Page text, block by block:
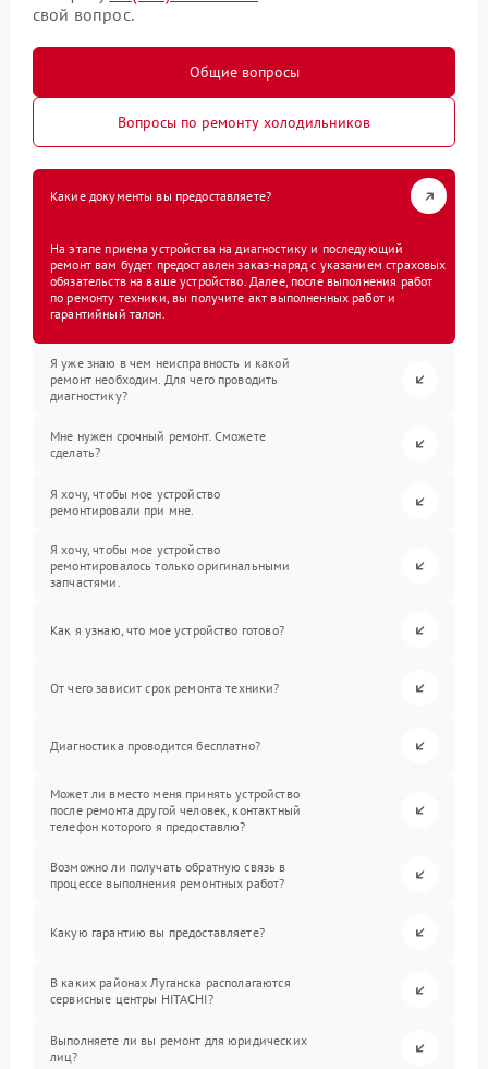
свой вопрос.
Общие вопросы
Вопросы по ремонту холодильников
Какие документы вы предоставляете?
На этапе приема устройства на диагностику и последующий
ремонт вам будет предоставлен заказ-наряд с указанием страховых
обязательств на ваше устройство. Далее, после выполнения работ
по ремонту техники, вы получите акт выполненных работ и
гарантийный талон.
Я уже знаю в чем неисправность и какой
ремонт необходим. Для чего проводить
диагностику?
Мне нужен срочный ремонт. Сможете
сделать?
Я хочу, чтобы мое устройство
ремонтировали при мне.
Я хочу, чтобы мое устройство
ремонтировалось только оригинальными
запчастями.
Как я узнаю, что мое устройство готово?
От чего зависит срок ремонта техники?
Диагностика проводится бесплатно?
Может ли вместо меня принять устройство
после ремонта другой человек, контактный
телефон которого я предоставлю?
Возможно ли получать обратную связь в
процессе выполнения ремонтных работ?
Какую гарантию вы предоставляете?
В каких районах Луганска располагаются
сервисные центры HITACHI?
Выполняете ли вы ремонт для юридических
лиц?